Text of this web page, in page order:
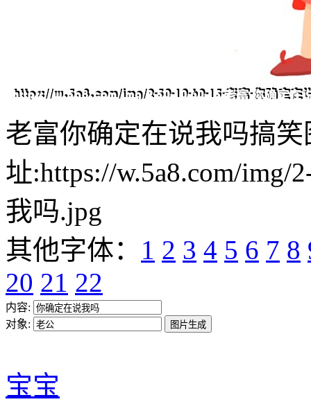
老富你确定在说我吗搞笑
址:https://w.5a8.com/img/
我吗.jpg
其他字体： 1 2 3 4 5 6 7 8
20 21 22
内容:
对象:
宝宝